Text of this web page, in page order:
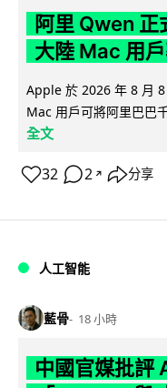
阿里 Qwen
大陸 Mac 用
Apple 於 2026 年 8 月
Mac 用戶可將阿里巴巴
全文
32 2 ↗ 分享
人工智能
藍骨 18 小時
中國官媒批